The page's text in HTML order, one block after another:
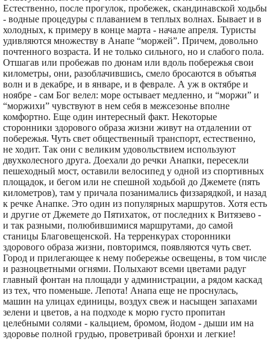
Естественно, после прогулок, пробежек, скандинавской ходьбы
- водные процедуры с плаванием в теплых волнах. Бывает и в
холодных, к примеру в конце марта - начале апреля. Туристы
удивляются множеству в Анапе “моржей”. Причем, довольно
почтенного возраста. И не только сильного, но и слабого пола.
Отшагав или пробежав по дюнам или вдоль побережья свои
километры, они, разоблачившись, смело бросаются в объятья
волн и в декабре, и в январе, и в феврале. А уж в октябре и
ноябре - сам Бог велел: море остывает медленно, и “моржи” и
“моржихи” чувствуют в нем себя в межсезонье вполне
комфортно. Еще один интересный факт. Некоторые
сторонники здорового образа жизни живут на отдалении от
побережья. Чуть свет общественный транспорт, естественно,
не ходит. Так они с великим удовольствием используют
двухколесного друга. Доехали до речки Анапки, пересекли
пешеходный мост, оставили велосипед у одной из спортивных
площадок, и бегом или не спешной ходьбой до Джемете (пять
километров), там у причала позанимались физзарядкой, и назад
к речке Анапке. Это один из популярных маршрутов. Хотя есть
и другие от Джемете до Пятихаток, от последних к Витязево -
и так разными, полюбившимися маршрутами, до самой
станицы Благовещенской. На терренкурах сторонники
здорового образа жизни, повторимся, появляются чуть свет.
Город и прилегающее к нему побережье освещены, в том числе
и разноцветными огнями. Полыхают всеми цветами радуг
главный фонтан на площади у администрации, а рядом каскад
из тех, что поменьше. Лепота! Анапа еще не проснулась,
машин на улицах единицы, воздух свеж и насыщен запахами
зелени и цветов, а на подходе к морю густо пропитан
целебными солями - кальцием, бромом, йодом - дыши им на
здоровье полной грудью, проветривай бронхи и легкие!